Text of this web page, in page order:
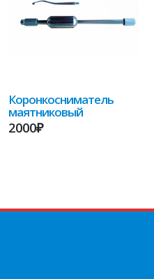
Коронкосниматель
маятниковый
2000₽